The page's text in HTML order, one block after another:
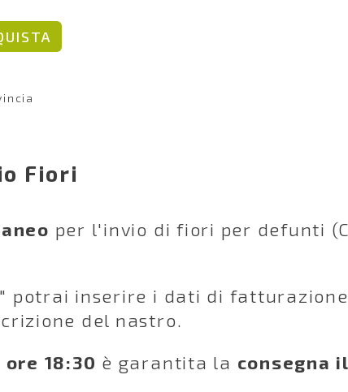
Fiori
per l'invio di fiori per defunti
potrai inserire i dati di
del nastro.
18:30 è garantita la consegna